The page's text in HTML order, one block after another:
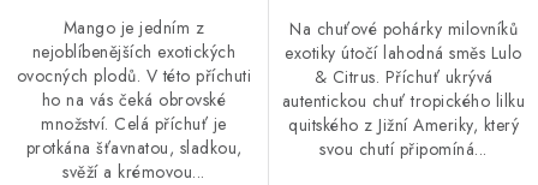
Mango je jedním z
nejoblíbenějších exotických
ovocných plodů. V této příchuti
ho na vás čeká obrovské
množství. Celá příchuť je
protkána šťavnatou, sladkou,
svěží a krémovou...
Na chuťové pohárky milovníků
exotiky útočí lahodná směs Lulo
& Citrus. Příchuť ukrývá
autentickou chuť tropického lilku
quitského z Jižní Ameriky, který
svou chutí připomíná...